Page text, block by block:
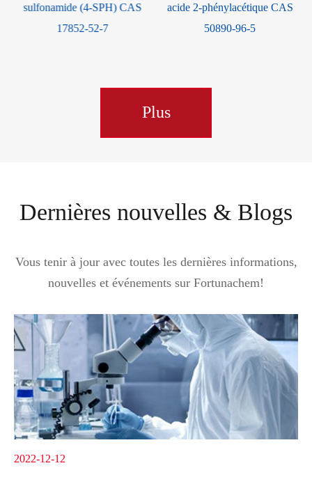
acide 2-phénylacétique CAS
50890-96-5
Plus
Dernières nouvelles & Blogs
Vous tenir à jour avec toutes les dernières informations,
nouvelles et événements sur Fortunachem!
2022-12-12